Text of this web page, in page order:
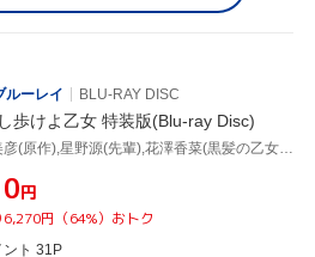
ルーレイ
BLU-RAY DISC
歩けよ乙女 特装版(Blu-ray Disc)
森見登美彦(原作),星野源(先輩),花澤香菜(黒髪の乙女),神谷浩史(学園祭事務局長),大島ミチル(音楽)
円
円（64%）おトク
ント 31P